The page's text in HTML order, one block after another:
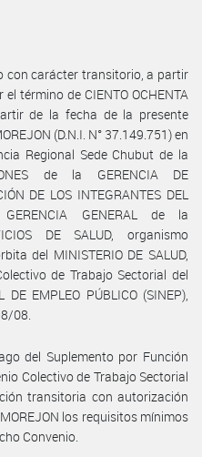
con carácter transitorio, a partir
término de CIENTO OCHENTA
de la fecha de la presente
(D.N.I. N° 37.149.751) en
Regional Sede Chubut de la
de la GERENCIA DE
DE LOS INTEGRANTES DEL
GENERAL de la
DE SALUD, organismo
del MINISTERIO DE SALUD,
de Trabajo Sectorial del
EMPLEO PÚBLICO (SINEP),
08.
del Suplemento por Función
Colectivo de Trabajo Sectorial
transitoria con autorización
los requisitos mínimos
Convenio.